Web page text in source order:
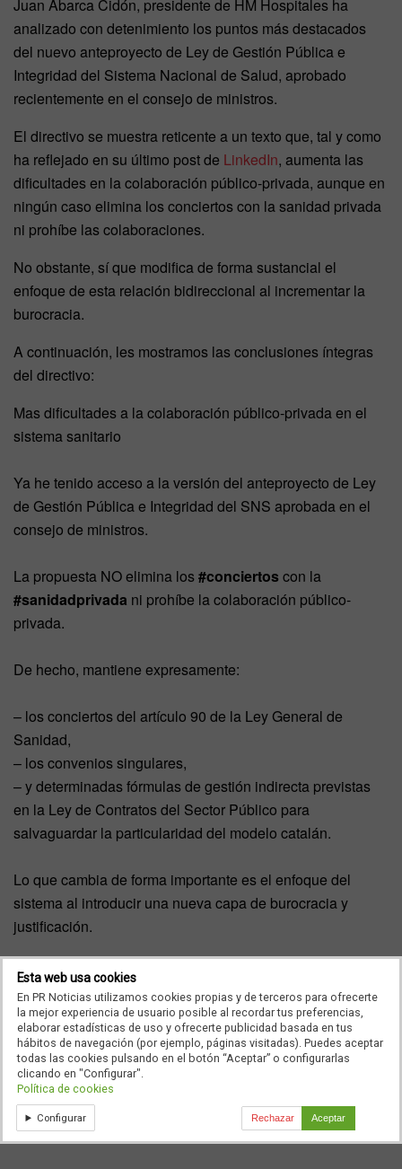
Juan Abarca Cidón, presidente de HM Hospitales ha
analizado con detenimiento los puntos más destacados
del nuevo anteproyecto de Ley de Gestión Pública e
Integridad del Sistema Nacional de Salud, aprobado
recientemente en el consejo de ministros.
El directivo se muestra reticente a un texto que, tal y como
ha reflejado en su último post de LinkedIn, aumenta las
dificultades en la colaboración público-privada, aunque en
ningún caso elimina los conciertos con la sanidad privada
ni prohíbe las colaboraciones.
No obstante, sí que modifica de forma sustancial el
enfoque de esta relación bidireccional al incrementar la
burocracia.
A continuación, les mostramos las conclusiones íntegras
del directivo:
Mas dificultades a la colaboración público-privada en el
sistema sanitario
Ya he tenido acceso a la versión del anteproyecto de Ley
de Gestión Pública e Integridad del SNS aprobada en el
consejo de ministros.
La propuesta NO elimina los#conciertos con la
#sanidadprivada ni prohíbe la colaboración público-
privada.
De hecho, mantiene expresamente:
– los conciertos del artículo 90 de la Ley General de
Sanidad,
– los convenios singulares,
– y determinadas fórmulas de gestión indirecta previstas
en la Ley de Contratos del Sector Público para
salvaguardar la particularidad del modelo catalán.
Lo que cambia de forma importante es el enfoque del
sistema al introducir una nueva capa de burocracia y
justificación.
Asi, la gestión indirecta pasa a tener carácter “excepcional”
y cualquier fórmula de colaboración deberá justificar
previamente:
– que no es posible la gestión directa,
– que la fórmula es sostenible económicamente, y
– que garantiza calidad, accesibilidad y continuidad
asistencial.
Esta web usa cookies
En PR Noticias utilizamos cookies propias y de terceros para ofrecerte
la mejor experiencia de usuario posible al recordar tus preferencias,
elaborar estadísticas de uso y ofrecerte publicidad basada en tus
hábitos de navegación (por ejemplo, páginas visitadas). Puedes aceptar
todas las cookies pulsando en el botón “Aceptar” o configurarlas
clicando en "Configurar".
Política de cookies
Configurar Rechazar Aceptar